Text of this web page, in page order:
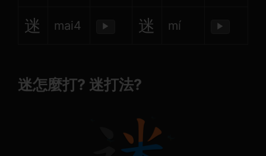
迷 mai4 ▶ 迷 mí ▶
迷怎麼打? 迷打法?